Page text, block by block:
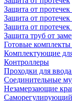
Защита от
Защита от
Защита от
Защита труб от
Готовые
Комплектующие
Контроллеры
Проходки для
Соединительные
Незамерзающие